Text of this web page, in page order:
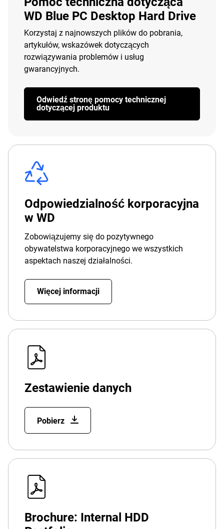
WD Blue PC Desktop Hard Drive
Korzystaj z najnowszych plików do pobrania,
artykułów, wskazówek dotyczących
rozwiązywania problemów i usług
gwarancyjnych.
Odwiedź stronę pomocy technicznej
dotyczącej produktu
Odpowiedzialność korporacyjna
w WD
Zobowiązujemy się do pozytywnego
obywatelstwa korporacyjnego we wszystkich
aspektach naszej działalności.
Więcej informacji
Zestawienie danych
Pobierz
Brochure: Internal HDD